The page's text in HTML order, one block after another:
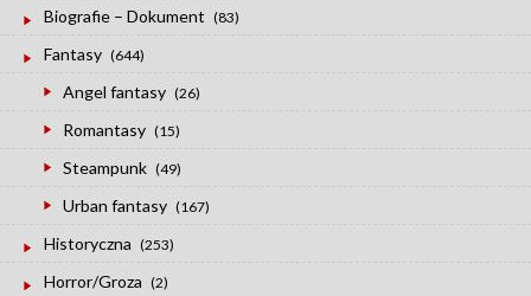
Biografie – Dokument (83)
Fantasy (644)
Angel fantasy (26)
Romantasy (15)
Steampunk (49)
Urban fantasy (167)
Historyczna (253)
Horror/Groza (2)